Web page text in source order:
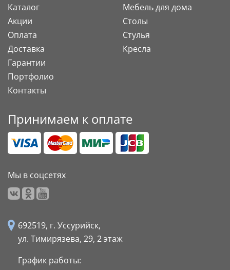
Каталог
Акции
Оплата
Доставка
Гарантии
Портфолио
Контакты
Мебель для дома
Столы
Стулья
Кресла
Принимаем к оплате
Мы в соцсетях
692519, г. Уссурийск,
ул. Тимирязева, 29, 2 этаж
График работы: